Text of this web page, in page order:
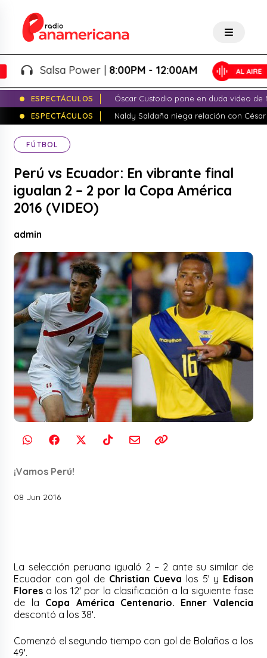
Salsa Power |8:00PM - 12:00AM
ESPECTÁCULOS
Óscar Custodio pone en duda video de
ESPECTÁCULOS
Naldy Saldaña niega relación con
FÚTBOL
Perú vs Ecuador: En vibrante final
igualan 2 – 2 por la Copa América
2016 (VIDEO)
admin
¡Vamos Perú!
08 Jun 2016
La selección peruana igualó 2 – 2 ante su similar de
Ecuador con gol de Christian Cueva los 5′ y Edison
Flores a los 12′ por la clasificación a la siguiente fase
de la Copa América Centenario. Enner Valencia
descontó a los 38′.
Comenzó el segundo tiempo con gol de Bolaños a los
49′.